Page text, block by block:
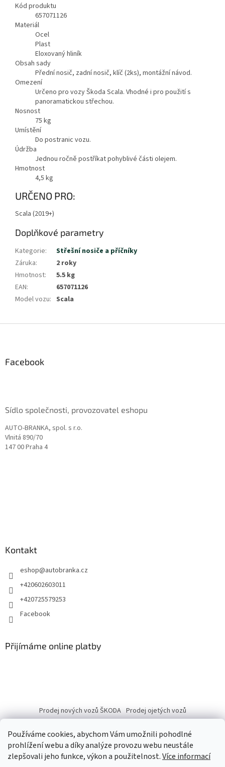
Používáme cookies, abychom Vám umožnili pohodlné
prohlížení webu a díky analýze provozu webu neustále
zlepšovali jeho funkce, výkon a použitelnost.Více informací
Kód produktu
657071126
Materiál
Ocel
Plast
Eloxovaný hliník
Obsah sady
Přední nosič, zadní nosič, klíč (2ks), montážní návod.
Omezení
Určeno pro vozy Škoda Scala. Vhodné i pro použití s
panoramatickou střechou.
Nosnost
75 kg
Umístění
Do postranic vozu.
Údržba
Jednou ročně postříkat pohyblivé části olejem.
Hmotnost
4,5 kg
URČENO PRO:
Scala (2019+)
Doplňkové parametry
Kategorie:
Střešní nosiče a příčníky
Záruka:
2 roky
Hmotnost:
5.5 kg
EAN:
657071126
Model vozu: Scala
Facebook
Sídlo společnosti, provozovatel eshopu
AUTO-BRANKA, spol. s r.o.
Vlnitá 890/70
147 00 Praha 4
Kontakt
eshop@autobranka.cz
+420602603011
+420725579253
Facebook
Přijímáme online platby
Prodej nových vozů ŠKODA Prodej ojetých vozů